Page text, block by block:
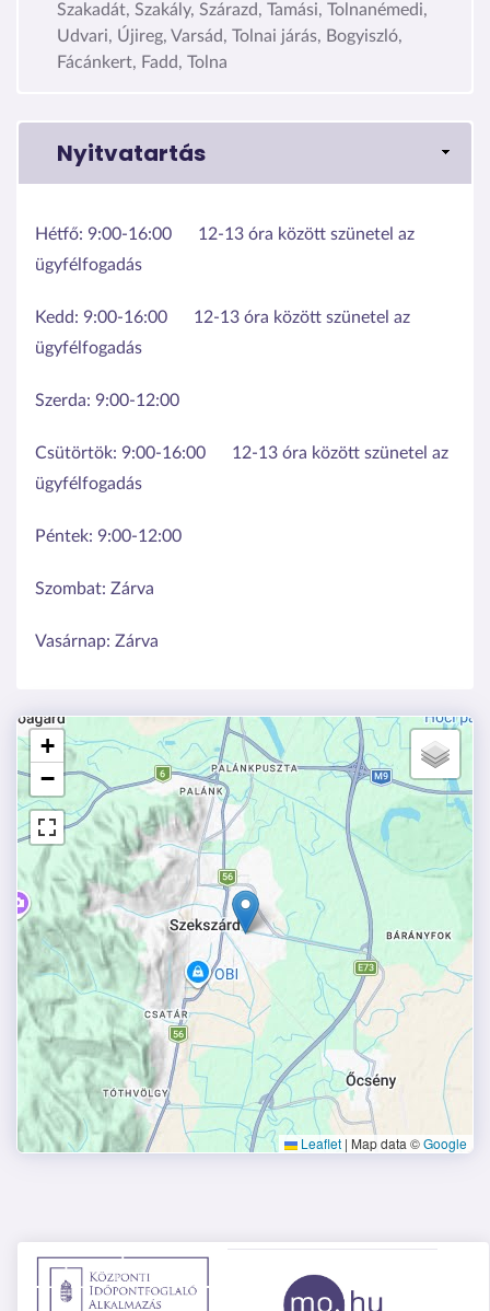
Szakadát, Szakály, Szárazd, Tamási, Tolnanémedi,
Udvari, Újireg, Varsád, Tolnai járás, Bogyiszló,
Fácánkert, Fadd, Tolna
Nyitvatartás
Hétfő: 9:00-16:00
12-13 óra között szünetel az
ügyfélfogadás
Kedd: 9:00-16:00
12-13 óra között szünetel az
ügyfélfogadás
Szerda: 9:00-12:00
Csütörtök: 9:00-16:00
12-13 óra között szünetel az
ügyfélfogadás
Péntek: 9:00-12:00
Szombat: Zárva
Vasárnap: Zárva
+
−
Leaflet | Map data ©Google